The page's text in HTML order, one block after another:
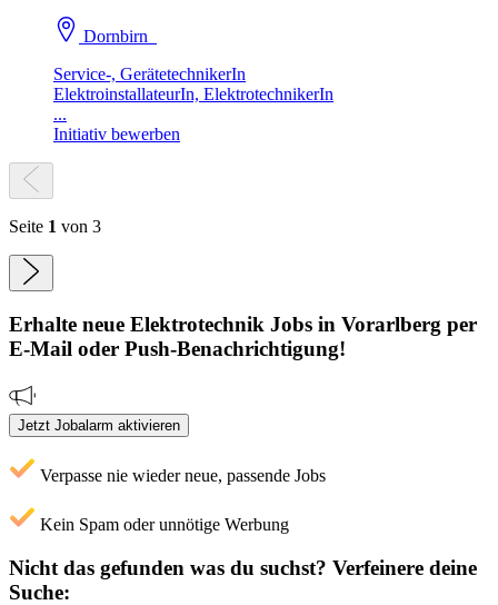
Dornbirn
Service-, GerätetechnikerIn
ElektroinstallateurIn, ElektrotechnikerIn
...
Initiativ bewerben
Seite 1 von 3
Erhalte neue Elektrotechnik Jobs in Vorarlberg per
E-Mail oder Push-Benachrichtigung!
Jetzt Jobalarm aktivieren
Verpasse nie wieder neue, passende Jobs
Kein Spam oder unnötige Werbung
Nicht das gefunden was du suchst? Verfeinere deine
Suche: